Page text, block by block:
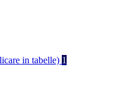
in tabelle) 1